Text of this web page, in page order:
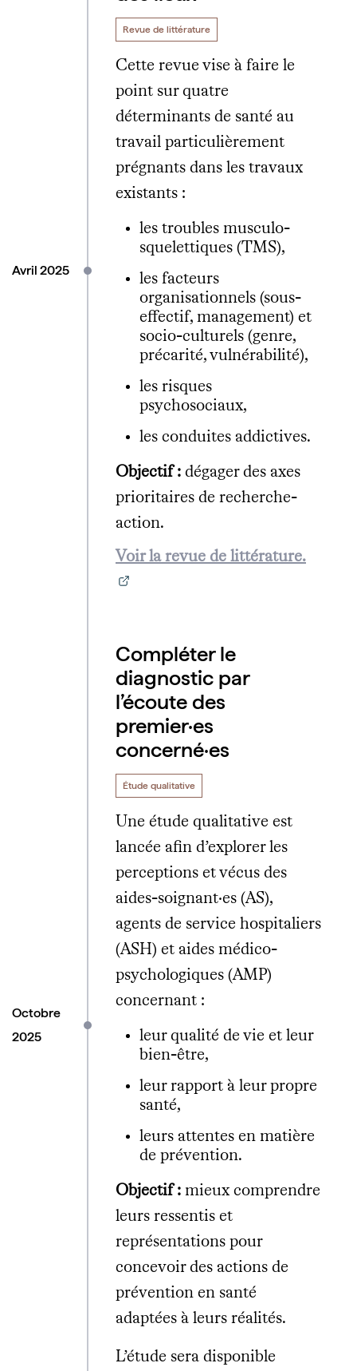
Avril 2025
Revue de littérature
Cette revue vise à faire le
point sur quatre
déterminants de santé au
travail particulièrement
prégnants dans les travaux
existants :
les troubles musculo-
squelettiques (TMS),
les facteurs
organisationnels (sous-
effectif, management) et
socio-culturels (genre,
précarité, vulnérabilité),
les risques
psychosociaux,
les conduites addictives.
Objectif : dégager des axes
prioritaires de recherche-
action.
Voir la revue de littérature.
Octobre
2025
Compléter le
diagnostic par
l’écoute des
premier·es
concerné·es
Étude qualitative
Une étude qualitative est
lancée afin d’explorer les
perceptions et vécus des
aides-soignant·es (AS),
agents de service hospitaliers
(ASH) et aides médico-
psychologiques (AMP)
concernant :
leur qualité de vie et leur
bien-être,
leur rapport à leur propre
santé,
leurs attentes en matière
de prévention.
Objectif : mieux comprendre
leurs ressentis et
représentations pour
concevoir des actions de
prévention en santé
adaptées à leurs réalités.
L’étude sera disponible